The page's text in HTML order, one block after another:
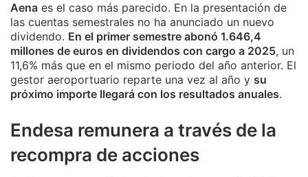
Aena es el caso más parecido. En la presentación de
las cuentas semestrales no ha anunciado un nuevo
dividendo. En el primer semestre abonó 1.646,4
millones de euros en dividendos con cargo a 2025, un
11,6% más que en el mismo periodo del año anterior. El
gestor aeroportuario reparte una vez al año y su
próximo importe llegará con los resultados anuales.
Endesa remunera a través de la
recompra de acciones